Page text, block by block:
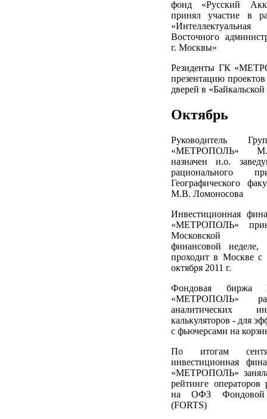
фонд «Русский
принял участие в
Восточного
г. Москвы»
Резиденты ГК
презентацию
дверей в
Октябрь
Руководитель
«МЕТРОПОЛЬ»
назначен и.о.
рационального
Географического
М.В. Ломоносова
Инвестиционная
«МЕТРОПОЛЬ»
Московской
финансовой неделе,
проходит в Москве с
октября 2011 г.
Фондовая
«МЕТРОПОЛЬ»
аналитических
калькуляторов - для
с фьючерсами на
По итогам
инвестиционная
«МЕТРОПОЛЬ»
рейтинге
на ОФЗ
(FORTS)